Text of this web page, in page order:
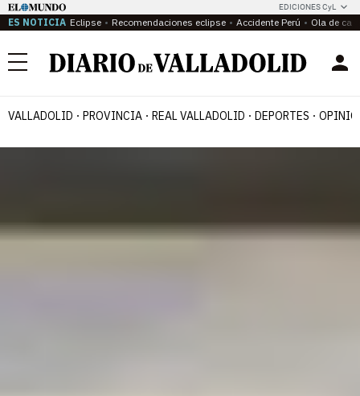
EDICIONES CyL
ES NOTICIA Eclipse Recomendaciones eclipse Accidente Perú Ola de
Menú
VALLADOLID PROVINCIA REAL VALLADOLID DEPORTES